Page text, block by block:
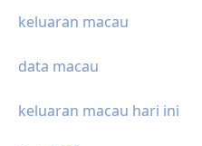
keluaran macau
data macau
keluaran macau hari ini